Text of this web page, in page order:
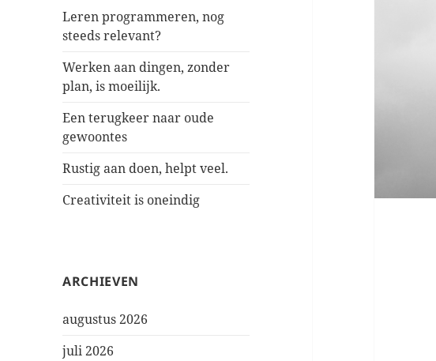
Leren programmeren, nog
steeds relevant?
Werken aan dingen, zonder
plan, is moeilijk.
Een terugkeer naar oude
gewoontes
Rustig aan doen, helpt veel.
Creativiteit is oneindig
ARCHIEVEN
augustus 2026
juli 2026